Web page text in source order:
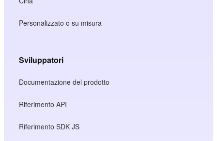
Personalizzato o su misura
Sviluppatori
Documentazione del prodotto
Riferimento API
Riferimento SDK JS